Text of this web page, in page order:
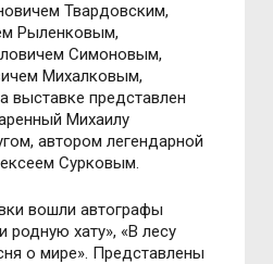
Твардовским,
Рыленковым,
Симоновым,
Михалковым,
выставке представлен
Михаилу
автором легендарной
Сурковым.
вошли автографы
родную хату», «В лесу
о мире». Представлены